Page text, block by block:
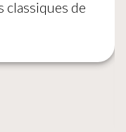
classiques de